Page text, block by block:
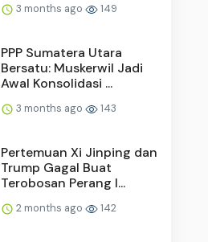
3 months ago 149
PPP Sumatera Utara
Bersatu: Muskerwil Jadi
Awal Konsolidasi ...
3 months ago 143
Pertemuan Xi Jinping dan
Trump Gagal Buat
Terobosan Perang I...
2 months ago 142